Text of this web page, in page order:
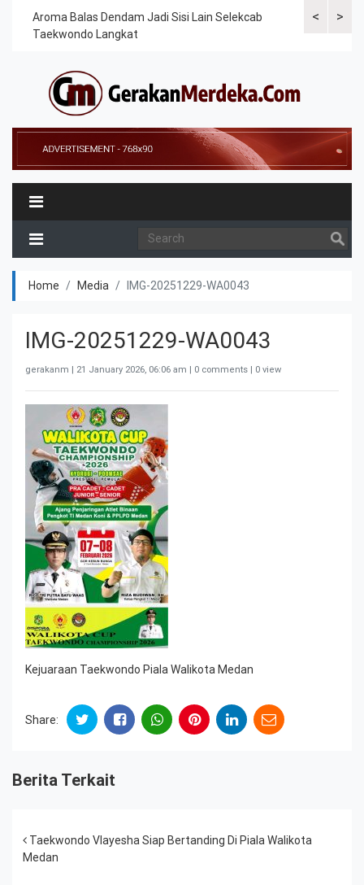
<
Aroma Balas Dendam Jadi Sisi Lain Selekcab
Taekwondo Langkat
>
Home Media IMG-20251229-WA0043
IMG-20251229-WA0043
gerakanm | 21 January 2026, 06:06 am | 0 comments | 0 view
Kejuaraan Taekwondo Piala Walikota Medan
Share:
Berita Terkait
Post navigation
Taekwondo Vlayesha Siap Bertanding Di Piala Walikota
Medan